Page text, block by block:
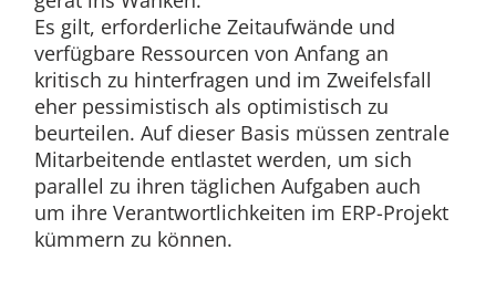
Es gilt, erforderliche Zeitaufwände und
verfügbare Ressourcen von Anfang an
kritisch zu hinterfragen und im Zweifelsfall
eher pessimistisch als optimistisch zu
beurteilen. Auf dieser Basis müssen zentrale
Mitarbeitende entlastet werden, um sich
parallel zu ihren täglichen Aufgaben auch
um ihre Verantwortlichkeiten im ERP-Projekt
kümmern zu können.